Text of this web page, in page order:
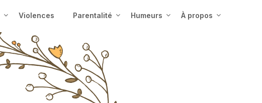
Violences Parentalité Humeurs À propos